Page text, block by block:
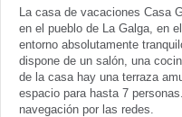
La casa de vacaciones Casa
en el pueblo de La Galga, en
entorno absolutamente
dispone de un salón, una
de la casa hay una terraza
espacio para hasta 7
navegación por las redes.